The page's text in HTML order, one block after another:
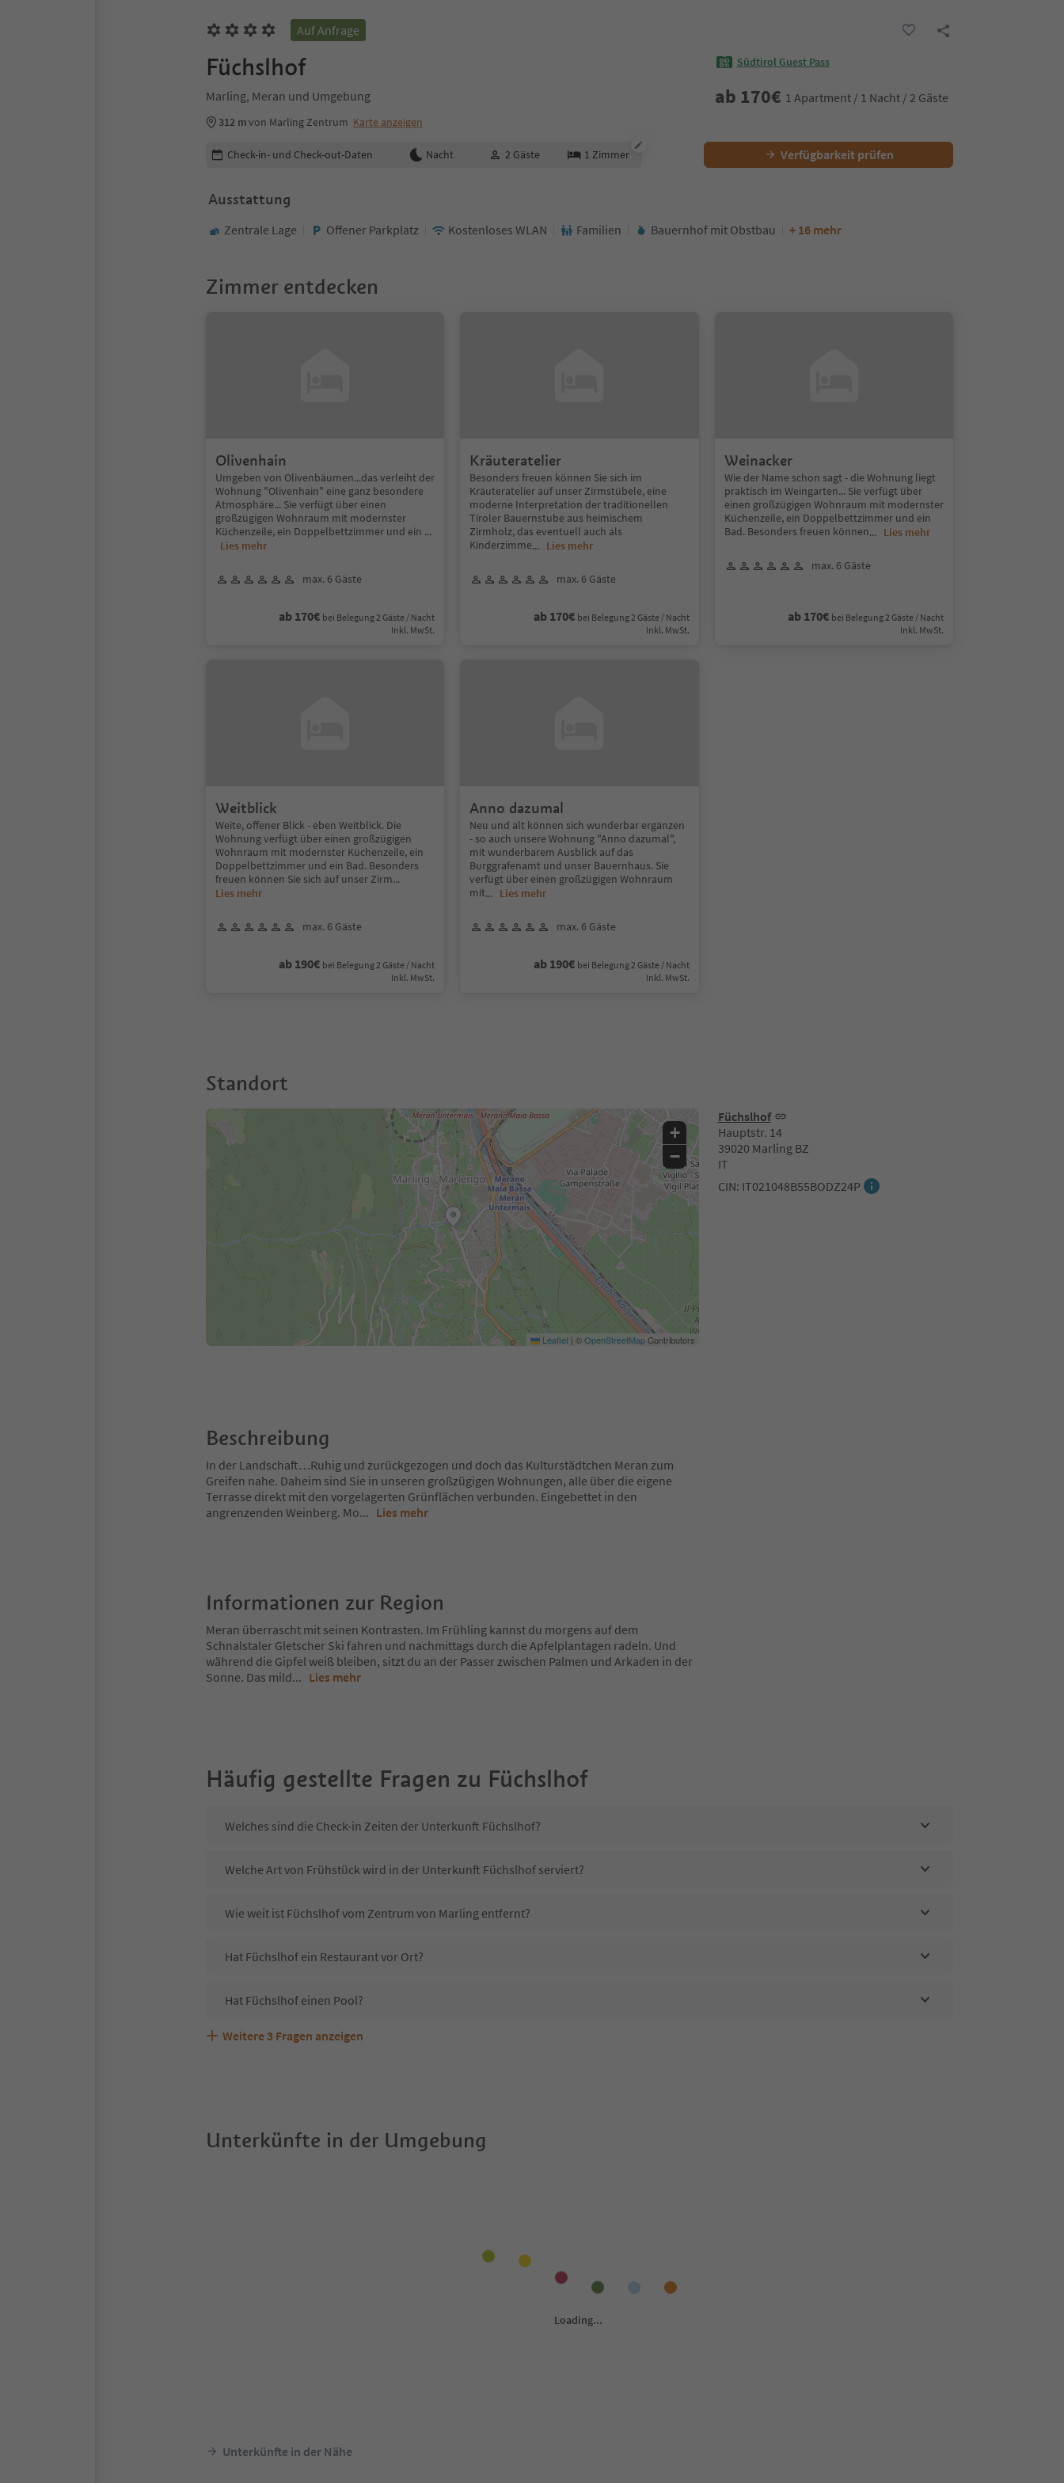
Auf Anfrage
Füchslhof
Marling, Meran und Umgebung
312 mvon Marling Zentrum Karte anzeigen
Südtirol Guest Pass
ab 170€ 1 Apartment / 1 Nacht / 2 Gäste
Buchungsdetails bearbeiten
Check-in- und Check-out-Daten Nacht 2 Gäste 1 Zimmer Verfügbarkeit prüfen
Ausstattung
Zentrale Lage Offener Parkplatz Kostenloses WLAN Familien Bauernhof mit Obstbau + 16 mehr
Zimmer entdecken
Olivenhain
Umgeben von Olivenbäumen...das verleiht der
Wohnung "Olivenhain" eine ganz besondere
Atmosphäre... Sie verfügt über einen
großzügigen Wohnraum mit modernster
Küchenzeile, ein Doppelbettzimmer und ein ...
Lies mehr
max. 6 Gäste
ab 170€ bei Belegung 2 Gäste / Nacht
Inkl. MwSt.
Kräuteratelier
Besonders freuen können Sie sich im
Kräuteratelier auf unser Zirmstübele, eine
moderne Interpretation der traditionellen
Tiroler Bauernstube aus heimischem
Zirmholz, das eventuell auch als
Kinderzimme... Lies mehr
max. 6 Gäste
ab 170€ bei Belegung 2 Gäste / Nacht
Inkl. MwSt.
Weinacker
Wie der Name schon sagt - die Wohnung liegt
praktisch im Weingarten... Sie verfügt über
einen großzügigen Wohnraum mit modernster
Küchenzeile, ein Doppelbettzimmer und ein
Bad. Besonders freuen können... Lies mehr
max. 6 Gäste
ab 170€ bei Belegung 2 Gäste / Nacht
Inkl. MwSt.
Weitblick
Weite, offener Blick - eben Weitblick. Die
Wohnung verfügt über einen großzügigen
Wohnraum mit modernster Küchenzeile, ein
Doppelbettzimmer und ein Bad. Besonders
freuen können Sie sich auf unser Zirm...
Lies mehr
max. 6 Gäste
ab 190€ bei Belegung 2 Gäste / Nacht
Inkl. MwSt.
Anno dazumal
Neu und alt können sich wunderbar ergänzen
- so auch unsere Wohnung "Anno dazumal",
mit wunderbarem Ausblick auf das
Burggrafenamt und unser Bauernhaus. Sie
verfügt über einen großzügigen Wohnraum
mit... Lies mehr
max. 6 Gäste
ab 190€ bei Belegung 2 Gäste / Nacht
Inkl. MwSt.
Standort
Füchslhof
Hauptstr. 14
39020 Marling BZ
IT
CIN: IT021048B55BODZ24P
+
−
Leaflet | ©OpenStreetMapContributors
Beschreibung
In der Landschaft…Ruhig und zurückgezogen und doch das Kulturstädtchen Meran zum
Greifen nahe. Daheim sind Sie in unseren großzügigen Wohnungen, alle über die eigene
Terrasse direkt mit den vorgelagerten Grünflächen verbunden. Eingebettet in den
angrenzenden Weinberg. Mo... Lies mehr
Informationen zur Region
Meran überrascht mit seinen Kontrasten. Im Frühling kannst du morgens auf dem
Schnalstaler Gletscher Ski fahren und nachmittags durch die Apfelplantagen radeln. Und
während die Gipfel weiß bleiben, sitzt du an der Passer zwischen Palmen und Arkaden in der
Sonne. Das mild... Lies mehr
Häufig gestellte Fragen zu Füchslhof
Welches sind die Check-in Zeiten der Unterkunft Füchslhof?
Welche Art von Frühstück wird in der Unterkunft Füchslhof serviert?
Wie weit ist Füchslhof vom Zentrum von Marling entfernt?
Hat Füchslhof ein Restaurant vor Ort?
Hat Füchslhof einen Pool?
Sind Haustiere in der Unterkunft Füchslhof erlaubt?
Welche Services bietet Füchslhof?
Weitere 3 Fragen anzeigen
Unterkünfte in der Umgebung
Unterkünfte in der Nähe